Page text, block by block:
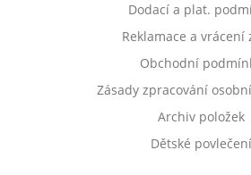
Dodací a plat.
Reklamace a vrácení
Obchodní
Zásady zpracování
Archiv položek
Dětské povlečení